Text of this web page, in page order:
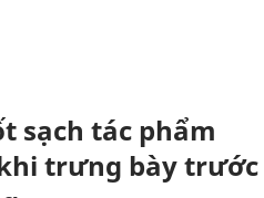
sạch tác phẩm
trưng bày trước